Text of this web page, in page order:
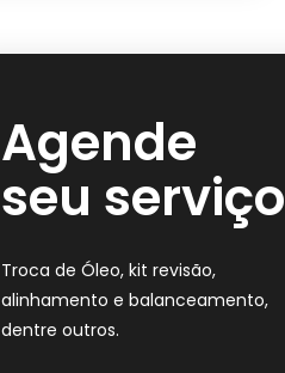
Agende
seu serviço
Troca de Óleo, kit revisão,
alinhamento e balanceamento,
dentre outros.